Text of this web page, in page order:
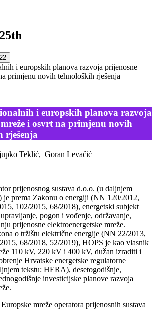
i europskih planova razvoja prijenosne
primjenu novih tehnoloških rješenja
i europskih planova razvoja
i osvrt na primjenu novih
rješenja
Teklić, Goran Levačić
prijenosnog sustava d.o.o. (u daljnjem
je prema Zakonu o energiji (NN 120/2012,
102/2015, 68/2018), energetski subjekt
pogon i vođenje, održavanje,
prijenosne elektroenergetske mreže.
o tržištu električne energije (NN 22/2013,
68/2018, 52/2019), HOPS je kao vlasnik
110 kV, 220 kV i 400 kV, dužan izraditi i
Hrvatske energetske regulatorne
tekstu: HERA), desetogodišnje,
investicijske planove razvoja
mreže operatora prijenosnih sustava